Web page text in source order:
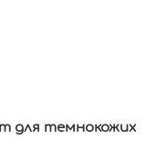
для темнокожих